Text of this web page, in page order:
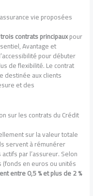
vie proposées
contrats principauxpour
Avantage et
pour débuter
de flexibilité. Le contrat
destinée aux clients
et des
sur les contrats du Crédit
sur la valeur totale
servent à rémunérer
par l’assureur. Selon
en euros ou unités
entre 0,5 % et plus de 2 %